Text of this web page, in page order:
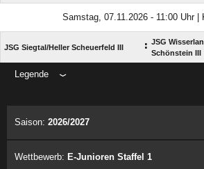
Samstag, 07.11.2026 - 11:00 Uhr |
JSG Siegtal/​Heller Scheuerfeld III : JSG
Schönstein III
Legende
Saison: 2026/2027
Wettbewerb: E-Junioren Staffel 1